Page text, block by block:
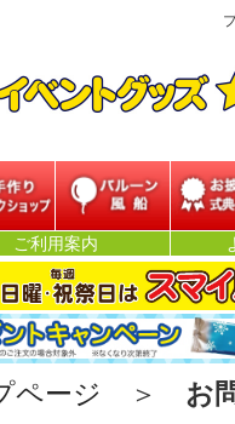
ベント バルーン・風船
お披露目
ベ
ご利用案内
ページ ＞ お